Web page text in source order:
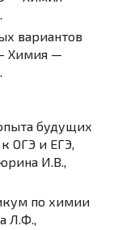
вариантов
Химия —
будущих
ОГЭ и ЕГЭ,
И.В.,
по химии
Л.Ф.,